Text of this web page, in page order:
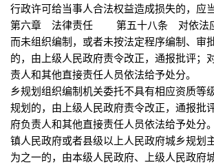
行政许可给当事人合法权益造成损失的，应
第六章 法律责任 第五十八条 对依法应
而未组织编制，或者未按法定程序编制、审
的，由上级人民政府责令改正，通报批评；
责人和其他直接责任人员依法给予处分
乡规划组织编制机关委托不具有相应资质等
规划的，由上级人民政府责令改正，通报批
府负责人和其他直接责任人员依法给予
镇人民政府或者县级以上人民政府城乡规划
为之一的，由本级人民政府、上级人民政府